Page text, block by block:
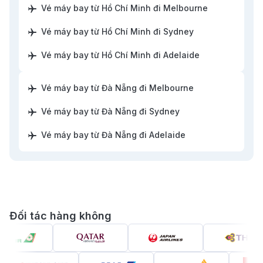
9.1 .Tiền tệ nước Úc
9.2.
Top 25 địa điểm du lịch Úc nổi tiếng mà bạn
Top 15 món ăn nổi tiếng nước Úc mà du
chọn về bay thẳng, bay quá cảnh, giá vé và dịch vụ.
Tùy vào điểm khởi hành, điểm đến tại Úc và ngân
sách, hành khách có thể lựa chọn hãng bay phù hợp.
phổ biến khai thác chặng bay Việt Nam – Úc
Vé máy bay từ Hồ Chí Minh đi Melbourne
Vé máy bay từ Hồ Chí Minh đi Sydney
Vé máy bay từ Hồ Chí Minh đi Adelaide
Vé máy bay từ Đà Nẵng đi Melbourne
Vé máy bay từ Đà Nẵng đi Sydney
Vé máy bay từ Đà Nẵng đi Adelaide
Đối tác hàng không